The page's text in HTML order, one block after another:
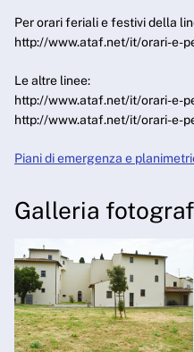
Per orari feriali e festivi della
http://www.ataf.net/it/orari-e-
Le altre linee:
http://www.ataf.net/it/orari-e-
http://www.ataf.net/it/orari-e-
Piani di emergenza e
Galleria